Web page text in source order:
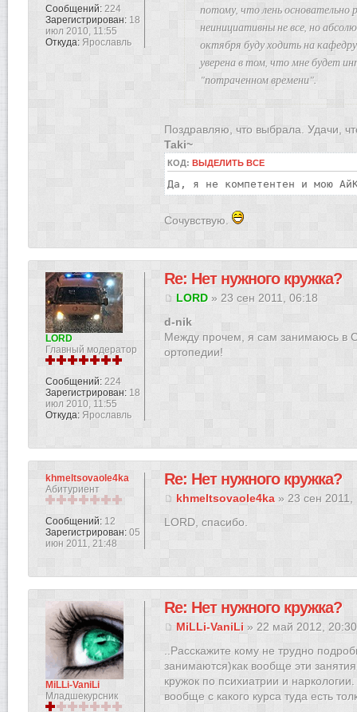
потому, что лень основательно
неинициативны не все, но
октября буду ходить на
уверена в том, что мне будет
"потраченном времени".
Поздравляю, что выбрала. Удачи,
Taki~
КОД:ВЫДЕЛИТЬ ВСЕ
Да, я не компетентен и мою
Сочувствую.
Сообщений: 224
Зарегистрирован: 18
июл 2010, 11:55
Откуда: Ярославль
Re: Нет нужного кружка?
LORD » 23 сен 2011, 06:18
d-nik
Между прочем, я сам занимаюсь в
ортопедии!
LORD
Главный модератор
Сообщений: 224
Зарегистрирован: 18
июл 2010, 11:55
Откуда: Ярославль
Re: Нет нужного кружка?
khmeltsovaole4ka » 23 сен 2011,
LORD, спасибо.
khmeltsovaole4ka
Абитуриент
Сообщений: 12
Зарегистрирован: 05
июн 2011, 21:48
Re: Нет нужного кружка?
MiLLi-VaniLi » 22 май 2012, 20:30
..Расскажите кому не трудно
занимаются)как вообще эти
кружок по психиатрии и
вообще с какого курса туда есть
MiLLi-VaniLi
Младшекурсник